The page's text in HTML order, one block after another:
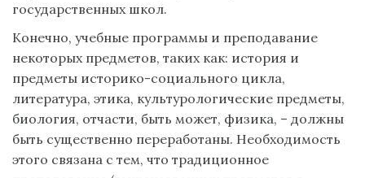
государственных школ.
Конечно, учебные программы и преподавание
некоторых предметов, таких как: история и
предметы историко-социального цикла,
литература, этика, культурологические предметы,
биология, отчасти, быть может, физика, – должны
быть существенно переработаны. Необходимость
этого связана с тем, что традиционное